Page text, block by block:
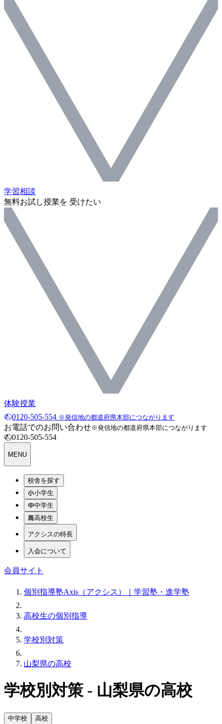
学習相談
無料お試し授業を 受けたい
体験授業
0120-505-554 ※発信地の都道府県本部につながります
お電話でのお問い合わせ※発信地の都道府県本部につながります
0120-505-554
MENU
校舎を探す
小学生
中学生
高校生
アクシスの特長
入会について
会員サイト
個別指導塾Axis（アクシス）｜学習塾・進学塾
高校生の個別指導
学校別対策
山梨県の高校
学校別対策 - 山梨県の高校
中学校 高校